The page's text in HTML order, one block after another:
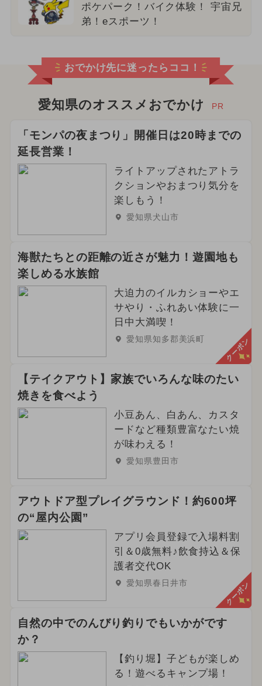
ポケパーク！バイク体験！ 宇宙兄
弟！eスポーツ！
おでかけ先に迷ったらココ！
愛知県のオススメおでかけ PR
「モンパの夜まつり」開催日は20時までの
延長営業！
ライトアップされたアトラ
クションやおまつり気分を
楽しもう！
愛知県犬山市
海獣たちとの距離の近さが魅力！遊園地も
楽しめる水族館
大迫力のイルカショーやエ
サやり・ふれあい体験に一
日中大満喫！
愛知県知多郡美浜町 クーポン
【テイクアウト】家族でいろんな味のたい
焼きを食べよう
小豆あん、白あん、カスタ
ードなど種類豊富なたい焼
が味わえる！
愛知県豊田市
アウトドア型プレイグラウンド！約600坪
の“屋内公園”
アプリ会員登録で入場料割
引＆0歳無料♪飲食持込＆保
護者交代OK
愛知県春日井市 クーポン
自然の中でのんびり釣りでもいかがです
か？
【釣り堀】子どもが楽しめ
る！遊べるキャンプ場！